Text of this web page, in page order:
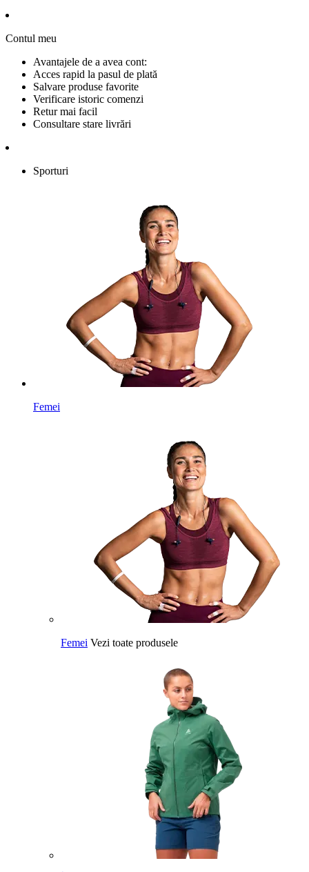
Contul meu
Avantajele de a avea cont:
Acces rapid la pasul de plată
Salvare produse favorite
Verificare istoric comenzi
Retur mai facil
Consultare stare livrări
Sporturi
Femei
Femei Vezi toate produsele